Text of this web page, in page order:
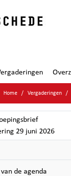
Home Vergaderingen
29 juni 2026
de agenda